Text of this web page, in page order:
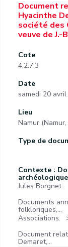
Document
Hyacinthe
société des
veuve de J.-
Cote
4.2.7.3
Date
samedi 20
Lieu
Namur
Type de
Contexte :
Jules Borgnet.
Documents
folkloriques,...
Associations.
Document
Demaret,...